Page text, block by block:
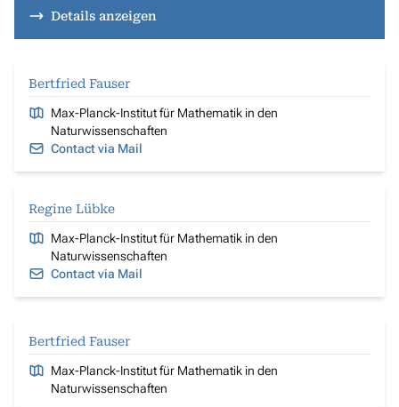
Details anzeigen
Bertfried Fauser
Max-Planck-Institut für Mathematik in den
Naturwissenschaften
Contact via Mail
Regine Lübke
Max-Planck-Institut für Mathematik in den
Naturwissenschaften
Contact via Mail
Bertfried Fauser
Max-Planck-Institut für Mathematik in den
Naturwissenschaften